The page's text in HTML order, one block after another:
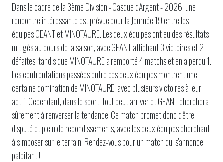
Dans le cadre de la 3ème Division - Casque d'Argent - 2026, une
rencontre intéressante est prévue pour la Journée 19 entre les
équipes GEANT et MINOTAURE. Les deux équipes ont eu des résultats
mitigés au cours de la saison, avec GEANT affichant 3 victoires et 2
défaites, tandis que MINOTAURE a remporté 4 matchs et en a perdu 1.
Les confrontations passées entre ces deux équipes montrent une
certaine domination de MINOTAURE, avec plusieurs victoires à leur
actif. Cependant, dans le sport, tout peut arriver et GEANT cherchera
sûrement à renverser la tendance. Ce match promet donc d'être
disputé et plein de rebondissements, avec les deux équipes cherchant
à s'imposer sur le terrain. Rendez-vous pour un match qui s'annonce
palpitant !